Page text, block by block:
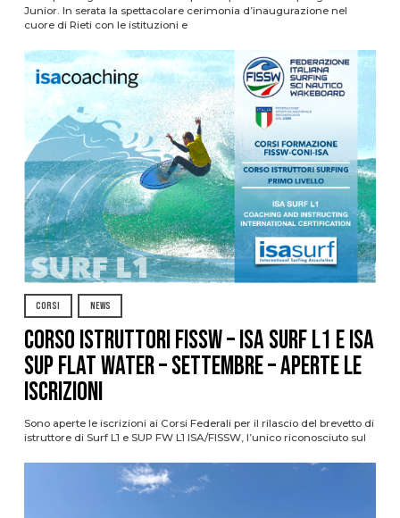
Junior. In serata la spettacolare cerimonia d’inaugurazione nel
cuore di Rieti con le istituzioni e
CORSI NEWS
CORSO ISTRUTTORI FISSW – ISA SURF L1 e ISA
SUP Flat Water – SETTEMBRE – APERTE LE
ISCRIZIONI
Sono aperte le iscrizioni ai Corsi Federali per il rilascio del brevetto di
istruttore di Surf L1 e SUP FW L1 ISA/FISSW, l’unico riconosciuto sul